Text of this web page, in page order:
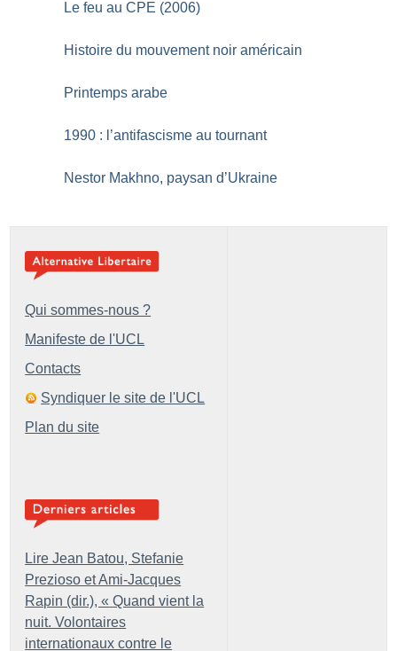
Le feu au CPE (2006)
Histoire du mouvement noir américain
Printemps arabe
1990 : l’antifascisme au tournant
Nestor Makhno, paysan d’Ukraine
Qui sommes-nous ?
Manifeste de l'UCL
Contacts
Syndiquer le site de l'UCL
Plan du site
Lire Jean Batou, Stefanie
Prezioso et Ami-Jacques
Rapin (dir.), « Quand vient la
nuit. Volontaires
internationaux contre le